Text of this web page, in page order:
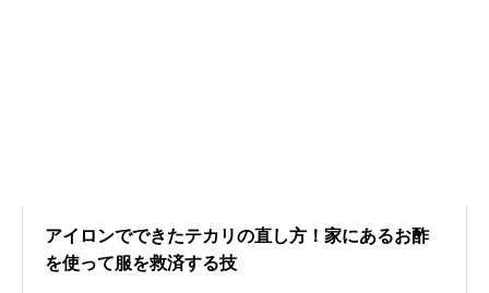
アイロンでできたテカリの直し方！家にあるお酢
を使って服を救済する技